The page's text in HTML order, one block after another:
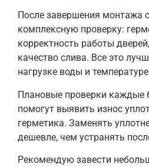
После завершения монтажа
комплексную проверку:
корректность работы
качество слива. Все это
нагрузке воды и
Плановые проверки каждые
помогут выявить износ
герметика. Заменять
дешевле, чем устранять
Рекомендую завести